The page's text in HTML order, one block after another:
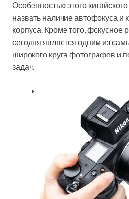
Особенностью этого
назвать наличие автофокуса и
корпуса. Кроме того, фокусное
сегодня является одним из
широкого круга фотографов и
задач.